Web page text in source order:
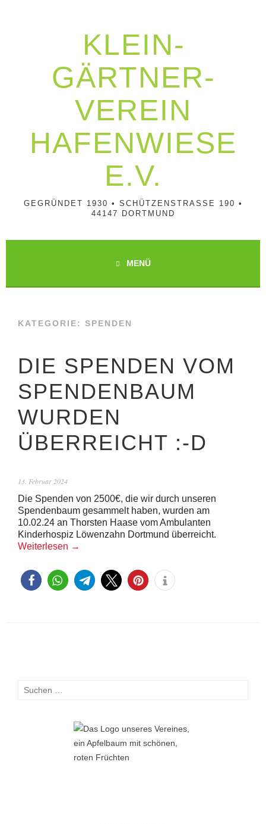
KLEIN­
GÄRTNER­
VEREIN
HAFENWIESE
E.V.
GEGRÜNDET 1930 • SCHÜTZENSTRASSE 190 • 4
4147 DORTMUND
MENÜ
KATEGORIE:SPENDEN
DIE SPENDEN VOM
SPENDENBAUM
WURDEN
ÜBERREICHT :-D
13. Februar 2024
Die Spenden von 2500€, die wir durch unseren
Spendenbaum gesammelt haben, wurden am
10.02.24 an Thorsten Haase vom Ambulanten
Kinderhospiz Löwenzahn Dortmund überreicht.
Weiterlesen →
Suchen